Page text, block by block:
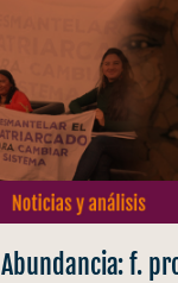
Abundancia: f.